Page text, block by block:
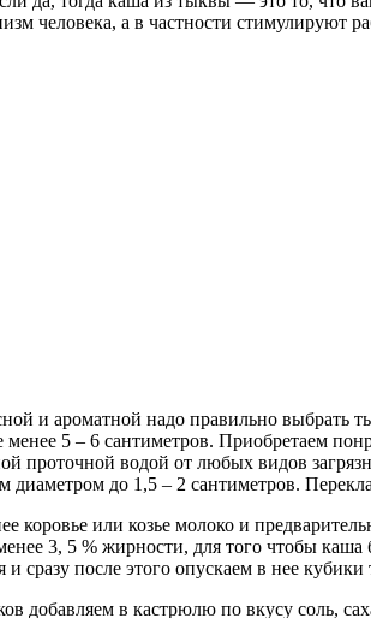
человека, а в частности стимулируют
и ароматной надо правильно выбрать
5 – 6 сантиметров. Приобретаем
проточной водой от любых видов
до 1,5 – 2 сантиметров.
или козье молоко и
3, 5 % жирности, для того чтобы
сразу после этого опускаем в нее
добавляем в кастрюлю по вкусу соль,